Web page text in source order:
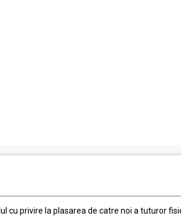
cu privire la plasarea de catre noi a tuturor